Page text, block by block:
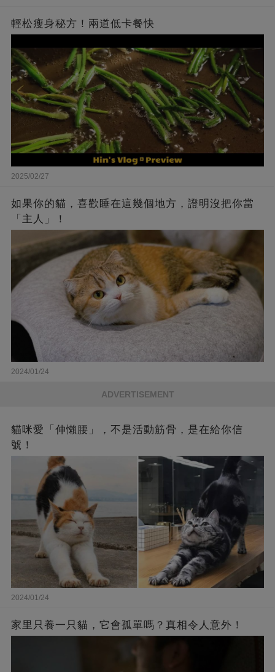
輕松瘦身秘方！兩道低卡餐快
2025/02/27
如果你的貓，喜歡睡在這幾個地方，證明沒把你當
「主人」！
2024/01/24
ADVERTISEMENT
貓咪愛「伸懶腰」，不是活動筋骨，是在給你信
號！
2024/01/24
家里只養一只貓，它會孤單嗎？真相令人意外！